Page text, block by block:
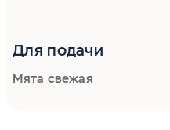
Для подачи
Мята свежая